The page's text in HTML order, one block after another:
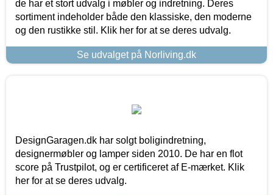
de har et stort udvalg i møbler og indretning. Deres
sortiment indeholder både den klassiske, den moderne
og den rustikke stil. Klik her for at se deres udvalg.
Se udvalget på Norliving.dk
DesignGaragen.dk har solgt boligindretning,
designermøbler og lamper siden 2010. De har en flot
score på Trustpilot, og er certificeret af E-mærket. Klik
her for at se deres udvalg.